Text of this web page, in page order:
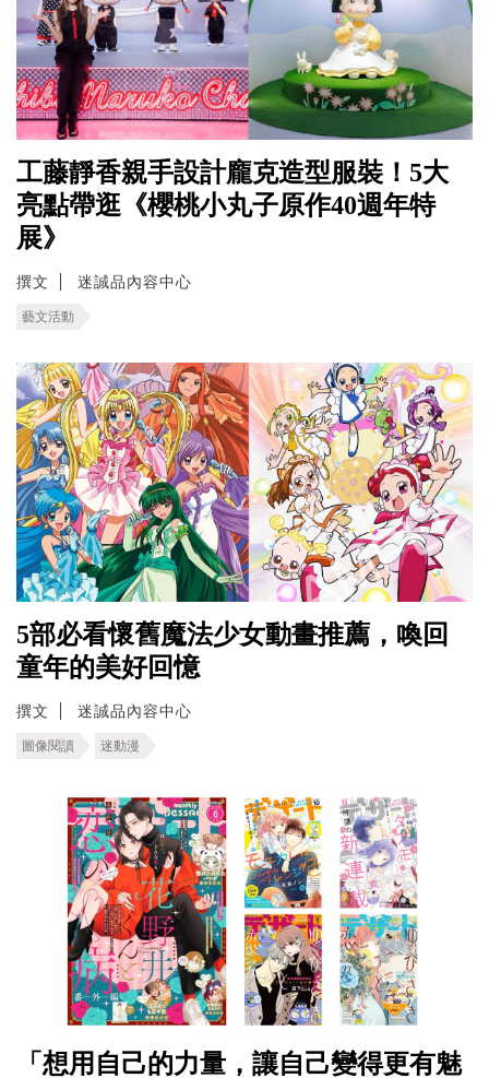
工藤靜香親手設計龐克造型服裝！5大
亮點帶逛《櫻桃小丸子原作40週年特
展》
撰文 迷誠品內容中心
藝文活動
5部必看懷舊魔法少女動畫推薦，喚回
童年的美好回憶
撰文 迷誠品內容中心
圖像閱讀 迷動漫
「想用自己的力量，讓自己變得更有魅